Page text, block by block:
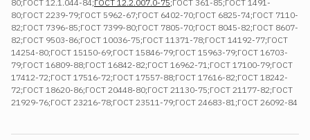
80;ГОСТ 12.1.044-84;ГОСТ 12.2.007.0-75;ГОСТ 361-85;ГОСТ 1491-
80;ГОСТ 2239-79;ГОСТ 5962-67;ГОСТ 6402-70;ГОСТ 6825-74;ГОСТ 7110-
82;ГОСТ 7396-85;ГОСТ 7399-80;ГОСТ 7805-70;ГОСТ 8045-82;ГОСТ 8607-
82;ГОСТ 9503-86;ГОСТ 10036-75;ГОСТ 11371-78;ГОСТ 14192-77;ГОСТ
14254-80;ГОСТ 15150-69;ГОСТ 15846-79;ГОСТ 15963-79;ГОСТ 16703-
79;ГОСТ 16809-88;ГОСТ 16842-82;ГОСТ 16962-71;ГОСТ 17100-79;ГОСТ
17412-72;ГОСТ 17516-72;ГОСТ 17557-88;ГОСТ 17616-82;ГОСТ 18242-
72;ГОСТ 18620-86;ГОСТ 20448-80;ГОСТ 21130-75;ГОСТ 21177-82;ГОСТ
21929-76;ГОСТ 23216-78;ГОСТ 23511-79;ГОСТ 24683-81;ГОСТ 26092-84